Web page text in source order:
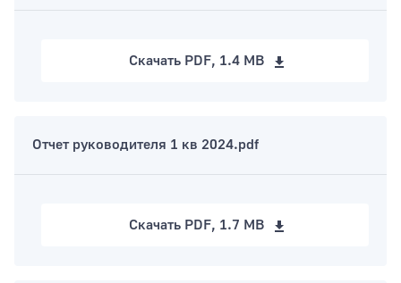
Скачать PDF, 1.4 MB
Отчет руководителя 1 кв 2024.pdf
Скачать PDF, 1.7 MB